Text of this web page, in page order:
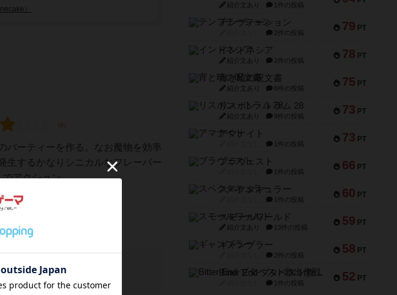
）
パーティーを作る。なお魔物を効率
生するかなりシニカルなフレーバー
アクション...
紹介文あり 1件の投稿
79 PT
テンプテーション
2件の投稿
78 PT
インドネシア
紹介文あり 2件の投稿
75 PT
宵と暁の呪文書
紹介文あり 8件の投稿
73 PT
リスボン・トラム 28
紹介文あり 9件の投稿
73 PT
アマナイト
1件の投稿
66 PT
ブラヴェスト
1件の投稿
60 PT
スペクタキュラー
1件の投稿
59 PT
スモールワールド
紹介文あり 13件の投稿
58 PT
ギャンブラー
2件の投稿
52 PT
Bitter End ブタペスト救出作戦
1件の投稿